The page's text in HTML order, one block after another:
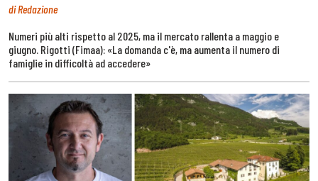
di Redazione
Numeri più alti rispetto al 2025, ma il mercato rallenta a maggio e
giugno. Rigotti (Fimaa): «La domanda c'è, ma aumenta il numero di
famiglie in difficoltà ad accedere»